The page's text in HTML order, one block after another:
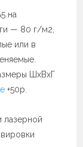
на
— 80 г/м2,
или в
ШхВхГ
+50р.
лазерной